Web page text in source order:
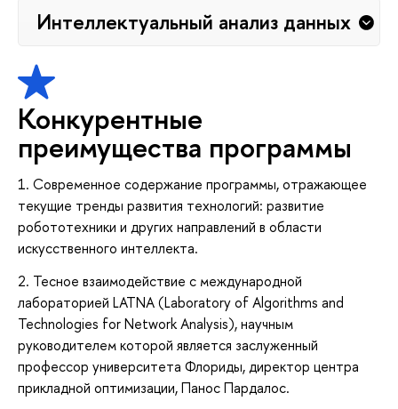
Интеллектуальный анализ данных
Конкурентные
преимущества программы
1. Современное содержание программы, отражающее
текущие тренды развития технологий: развитие
робототехники и других направлений в области
искусственного интеллекта.
2. Тесное взаимодействие с международной
лабораторией LATNA (Laboratory of Algorithms and
Technologies for Network Analysis), научным
руководителем которой является заслуженный
профессор университета Флориды, директор центра
прикладной оптимизации, Панос Пардалос.